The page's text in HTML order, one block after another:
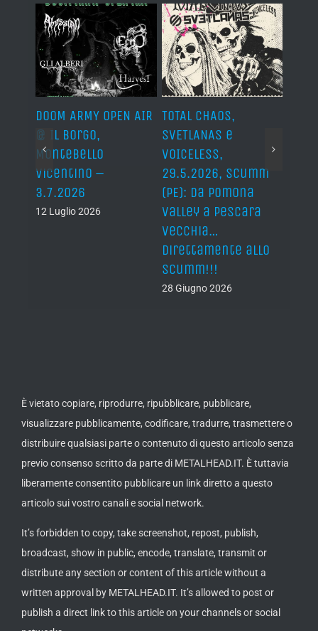
TOTAL CHAOS,
SVETLANAS e
VOICELESS,
29.5.2026, Scumm
(PE): da Pomona
Valley a Pescara
VOICELESS e
DEATHWOOD, tra
horror e punk al
Morro D’Horror!
(23.5.2026)
12 Giugno 2026
di “17 Re”.
It’s forbidden to copy, take screenshot, repost, publish,
broadcast, show in public, encode, translate, transmit or
Statcounter code invalid. Insert a fresh copy.